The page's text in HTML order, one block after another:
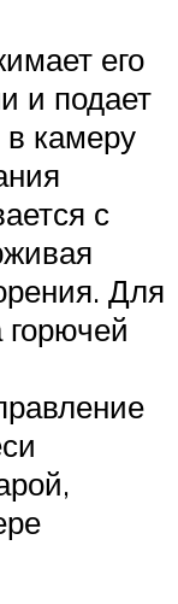
его
и подает
камеру
с
Для
горючей